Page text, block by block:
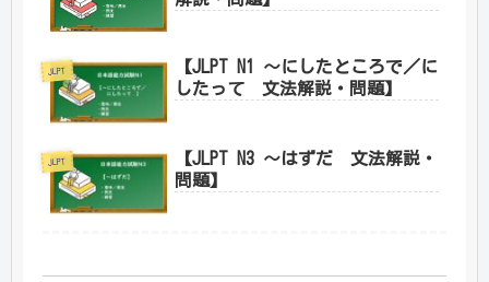
JLPT
【JLPT N1 ～にしたところで／に
したって 文法解説・問題】
JLPT
【JLPT N3 ～はずだ 文法解説・
問題】